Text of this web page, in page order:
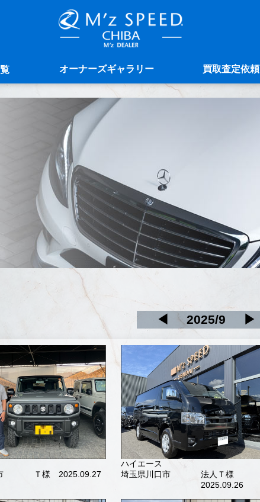
オーナーズギャラリー 買取査定依頼
◀ 2025/9 ▶
Ｔ様 2025.09.27
ハイエース
埼玉県川口市
法人Ｔ様
2025.09.26